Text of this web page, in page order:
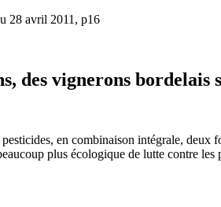
28 avril 2011, p16
des vignerons bordelais
en combinaison intégrale,
plus écologique de lutte contre